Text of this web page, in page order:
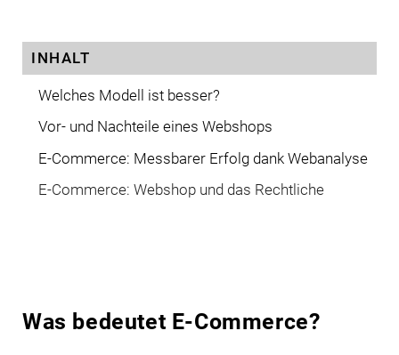
INHALT
Welches Modell ist besser?
Vor- und Nachteile eines Webshops
E-Commerce: Messbarer Erfolg dank Webanalyse
E-Commerce: Webshop und das Rechtliche
Was bedeutet E-Commerce?